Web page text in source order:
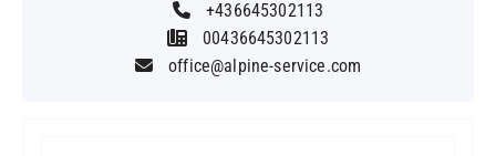
+436645302113
00436645302113
office@alpine-service.com